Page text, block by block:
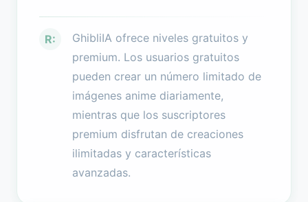
R:
GhibliIA ofrece niveles gratuitos y
premium. Los usuarios gratuitos
pueden crear un número limitado de
imágenes anime diariamente,
mientras que los suscriptores
premium disfrutan de creaciones
ilimitadas y características
avanzadas.